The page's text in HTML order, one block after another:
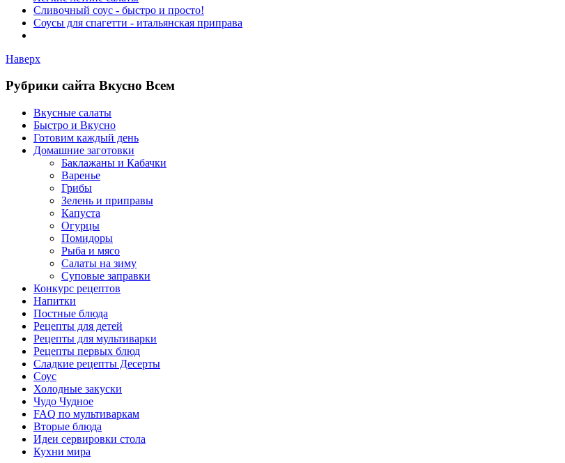
Сливочный соус - быстро и просто!
Соусы для спагетти - итальянская приправа
Наверх
Рубрики сайта Вкусно Всем
Вкусные салаты
Быстро и Вкусно
Готовим каждый день
Домашние заготовки
Баклажаны и Кабачки
Варенье
Грибы
Зелень и приправы
Капуста
Огурцы
Помидоры
Рыба и мясо
Салаты на зиму
Суповые заправки
Конкурс рецептов
Напитки
Постные блюда
Рецепты для детей
Рецепты для мультиварки
Рецепты первых блюд
Сладкие рецепты Десерты
Соус
Холодные закуски
Чудо Чудное
FAQ по мультиваркам
Вторые блюда
Идеи сервировки стола
Кухни мира